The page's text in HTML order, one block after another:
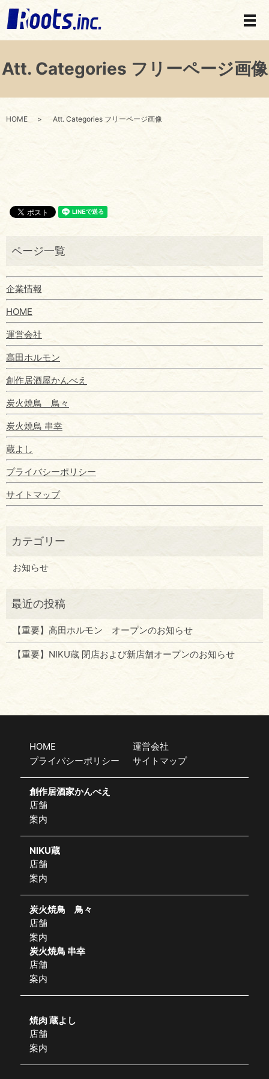
メ
Att. Categories フリーページ画像
HOME Att. Categories フリーページ画像
企業情報
HOME
運営会社
高田ホルモン
創作居酒屋かんべえ
炭火焼鳥 鳥々
炭火焼鳥 串幸
蔵よし
プライバシーポリシー
サイトマップ
お知らせ
【重要】高田ホルモン オープンのお知らせ
【重要】NIKU蔵 閉店および新店舗オープンのお知らせ
HOME
運営会社
プライバシーポリシー
サイトマップ
創作居酒家かんべえ
店舗
案内
NIKU蔵
店舗
案内
炭火焼鳥 鳥々
店舗
案内
炭火焼鳥 串幸
店舗
案内
焼肉 蔵よし
店舗
案内